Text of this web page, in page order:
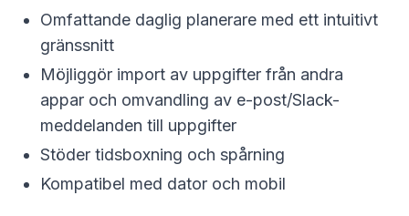
Omfattande daglig planerare med ett intuitivt
gränssnitt
Möjliggör import av uppgifter från andra
appar och omvandling av e-post/Slack-
meddelanden till uppgifter
Stöder tidsboxning och spårning
Kompatibel med dator och mobil